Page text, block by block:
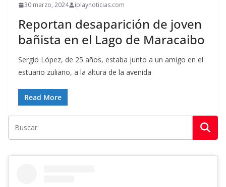
30 marzo, 2024 iplaynoticias.com
Reportan desaparición de joven
bañista en el Lago de Maracaibo
Sergio López, de 25 años, estaba junto a un amigo en el
estuario zuliano, a la altura de la avenida
Read More